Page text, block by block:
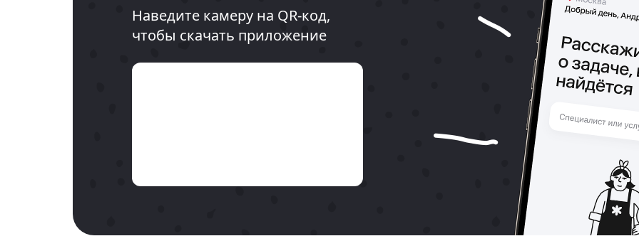
Наведите камеру на QR-код,
чтобы скачать приложение